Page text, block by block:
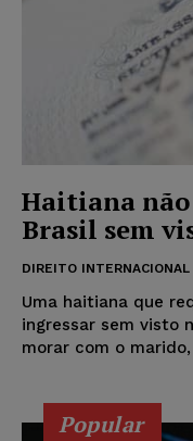
Haitiana
Brasil sem
DIREITO INTERNACIONAL
Uma haitiana que
ingressar sem visto
morar com o marido,
Popular